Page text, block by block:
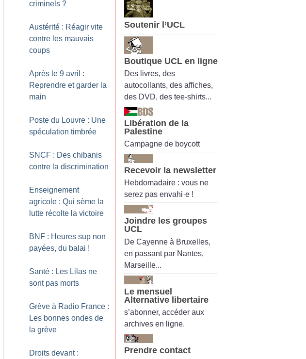
criminels ?
Austérité : Réagir vite
contre les mauvais
coups
Après le 9 avril :
Reprendre et garder la
main
Poste du Louvre : Une
spéculation timbrée
SNCF : Des chibanis
contre la discrimination
Enseignement
agricole : Qui sème la
lutte récolte la victoire
BNF : Heures sup non
payées, du balai !
Santé : Les Lilas ne
sont pas morts
Grève à Radio France :
Les bonnes ondes de
la grève
Droits devant :
Soutenir l’UCL
Boutique UCL en ligne
Des livres, des
autocollants, des affiches,
des DVD, des tee-shirts...
Libération de la
Palestine
Campagne de boycott
Recevoir la newsletter
Hebdomadaire : vous ne
serez pas envahi·e !
Joindre les groupes
UCL
De Cayenne à Bruxelles,
en passant par Nantes,
Marseille...
Le mensuel
Alternative libertaire
s’abonner, accéder aux
archives en ligne.
Prendre contact